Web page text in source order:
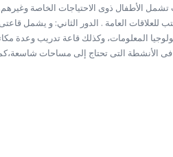
الأطفال ذوى الاحتياجات الخاصة
العامة . الدور الثاني: و يشمل قاعتى
المعلومات، وكذلك قاعة تدريب وعدة
ويمكن الاستفادة منه فى الأنشطة التى تحتاج إلى مساحات